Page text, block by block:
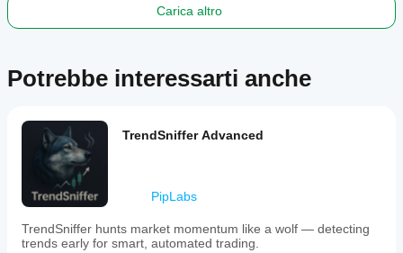
as
Profilo di trading
Stile di
trading
trading
strategia
Trend
Carica altro
Potrebbe interessarti anche
TrendSniffer Advanced
PipLabs
TrendSniffer hunts market momentum like a wolf — detecting
trends early for smart, automated trading.